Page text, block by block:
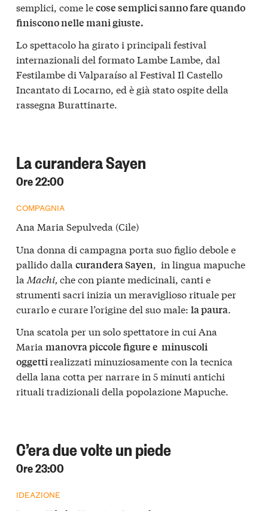
semplici, come lecose semplici sanno fare quando
finiscono nelle mani giuste.
Lo spettacolo ha girato i principali festival
internazionali del formato Lambe Lambe, dal
Festilambe di Valparaíso al Festival Il Castello
Incantato di Locarno, ed è già stato ospite della
rassegna Burattinarte.
La curandera Sayen
Ore 22:00
COMPAGNIA
Ana Maria Sepulveda (Cile)
Una donna di campagna porta suo figlio debole e
pallido dalla curandera Sayen, in lingua mapuche
la Machi, che con piante medicinali, canti e
strumenti sacri inizia un meraviglioso rituale per
curarlo e curare l’origine del suo male: la paura.
Una scatola per un solo spettatore in cui Ana
Maria manovra piccole figure e minuscoli
oggettirealizzati minuziosamente con la tecnica
della lana cotta per narrare in 5 minuti antichi
rituali tradizionali della popolazione Mapuche.
C’era due volte un piede
Ore 23:00
IDEAZIONE